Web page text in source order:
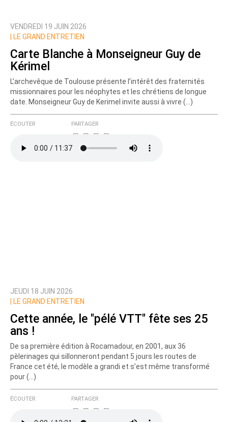
VENDREDI 19 JUIN 2026
LE GRAND ENTRETIEN
Carte Blanche à Monseigneur Guy de
Kérimel
L’archevêque de Toulouse présente l’intérêt des fraternités
missionnaires pour les néophytes et les chrétiens de longue
date. Monseigneur Guy de Kerimel invite aussi à vivre (…)
ÉCOUTER PARTAGER
JEUDI 18 JUIN 2026
LE GRAND ENTRETIEN
Cette année, le "pélé VTT" fête ses 25
ans !
De sa première édition à Rocamadour, en 2001, aux 36
pèlerinages qui sillonneront pendant 5 jours les routes de
France cet été, le modèle a grandi et s’est même transformé
pour (…)
ÉCOUTER PARTAGER